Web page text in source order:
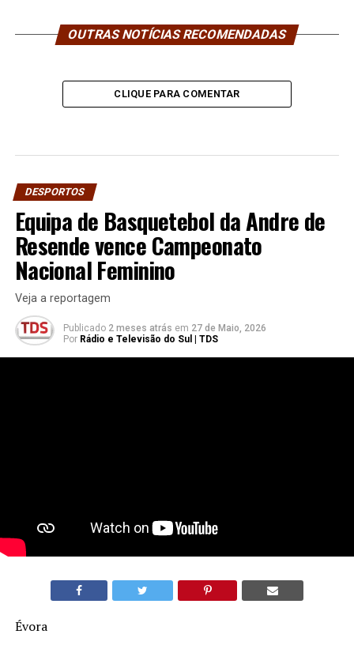
OUTRAS NOTÍCIAS RECOMENDADAS
CLIQUE PARA COMENTAR
DESPORTOS
Equipa de Basquetebol da Andre de
Resende vence Campeonato
Nacional Feminino
Veja a reportagem
Publicado 2 meses atrás em 27 de Maio, 2026
Por Rádio e Televisão do Sul | TDS
Évora